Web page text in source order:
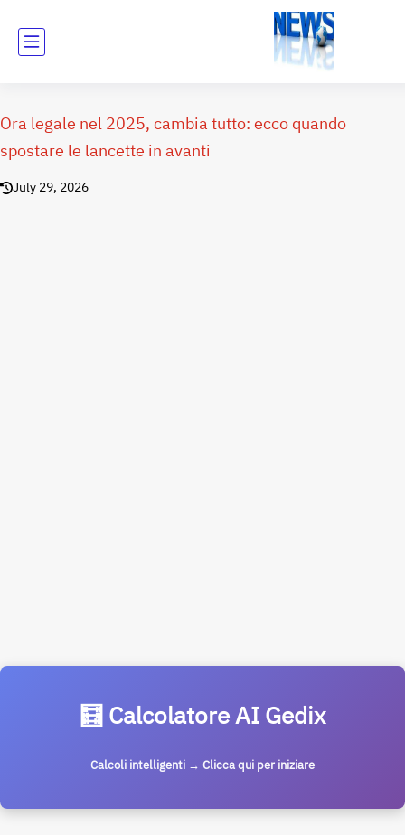
Ora legale nel 2025, cambia tutto: ecco quando
spostare le lancette in avanti
July 29, 2026
🧮 Calcolatore AI Gedix
Calcoli intelligenti → Clicca qui per iniziare